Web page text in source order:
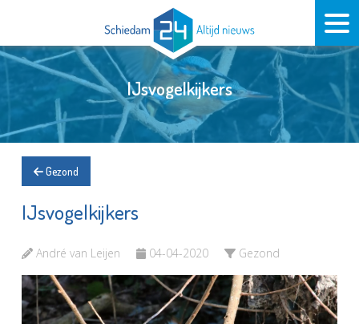
IJsvogelkijkers
Gezond
IJsvogelkijkers
André van Leijen 04-04-2020 Gezond